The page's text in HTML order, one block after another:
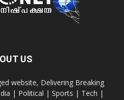
US
website, Delivering Breaking
| Political | Sports | Tech |